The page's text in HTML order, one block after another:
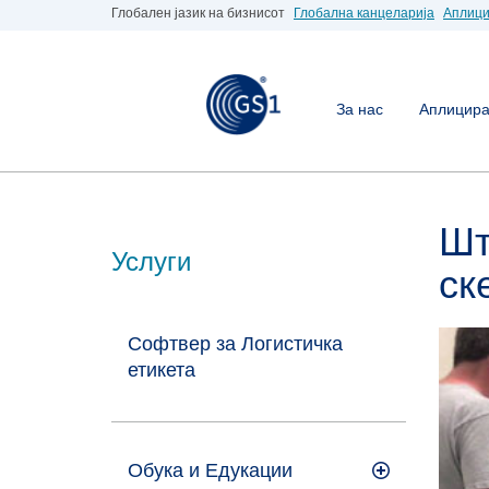
Глобален јазик на бизнисот Глобална канцеларија
За нас
Услуги
Софтвер за Логистичка
етикета
Обука и Едукации